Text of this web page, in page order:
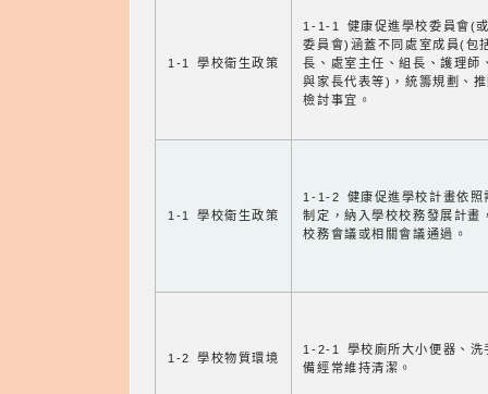
1-1 學校衛生政策
1-1-1 健康促進學校委員會(
委員會)涵蓋不同處室成員(包
長、處室主任、組長、護理師
與家長代表等)，統籌規劃、
檢討事宜。
1-1 學校衛生政策
1-1-2 健康促進學校計畫依照
制定，納入學校校務發展計畫
校務會議或相關會議通過。
1-2 學校物質環境
1-2-1 學校廁所大小便器、洗
備經常維持清潔。